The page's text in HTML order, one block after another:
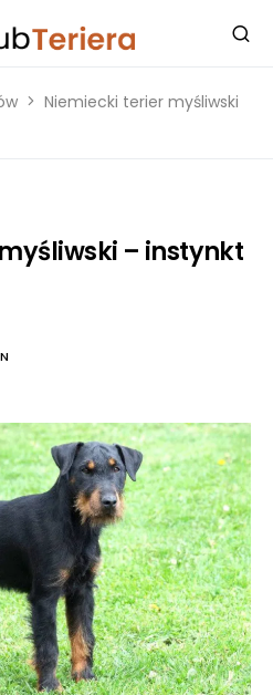
Niemiecki terier myśliwski
– instynkt